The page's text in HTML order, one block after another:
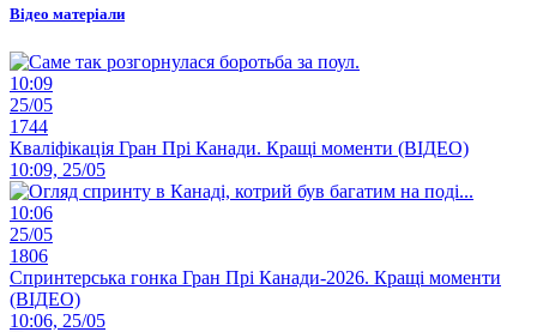
Відео матеріали
10:09
25/05
1744
Кваліфікація Гран Прі Канади. Кращі моменти (ВІДЕО)
10:09, 25/05
10:06
25/05
1806
Спринтерська гонка Гран Прі Канади-2026. Кращі моменти
(ВІДЕО)
10:06, 25/05